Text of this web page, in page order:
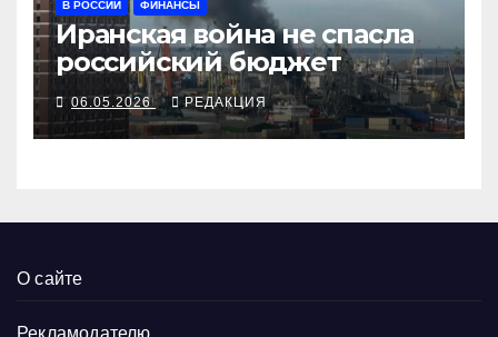
В РОССИИ ФИНАНСЫ
Иранская война не спасла
российский бюджет
06.05.2026 РЕДАКЦИЯ
О сайте
Рекламодателю